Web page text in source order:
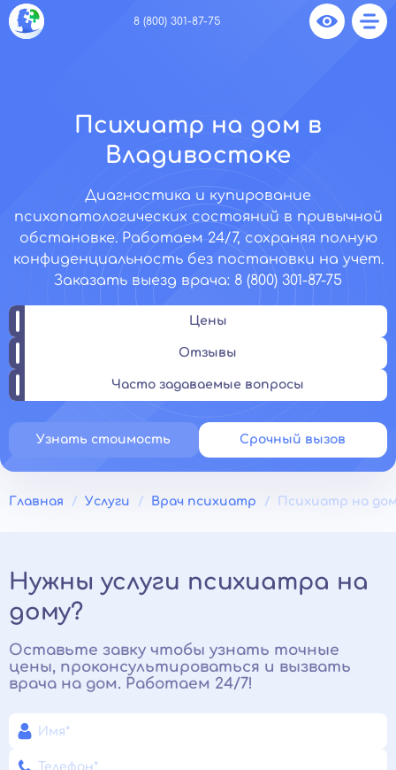
8 (800) 301-87-75
Психиатр на дом в
Владивостоке
Диагностика и купирование
психопатологических состояний в привычной
обстановке. Работаем 24/7, сохраняя полную
конфиденциальность без постановки на учет.
Заказать выезд врача: 8 (800) 301-87-75
Цены
Отзывы
Часто задаваемые вопросы
Узнать стоимость Срочный вызов
Главная Услуги Врач психиатр Психиатр на
Нужны услуги психиатра на
дому?
Оставьте завку чтобы узнать точные
цены, проконсультироваться и вызвать
врача на дом. Работаем 24/7!